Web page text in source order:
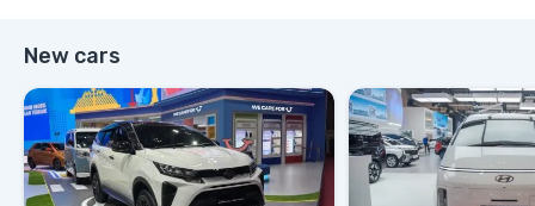
New cars